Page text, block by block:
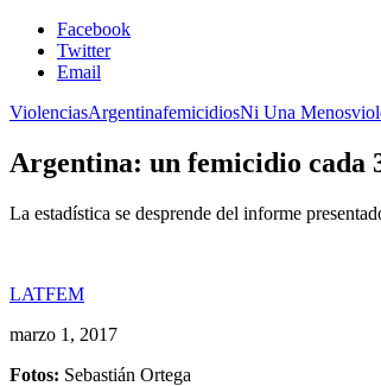
Facebook
Twitter
Email
ViolenciasArgentinafemicidiosNi Una Menos
Argentina: un femicidio cada
La estadística se desprende del informe
LATFEM
marzo 1, 2017
Fotos: Sebastián Ortega